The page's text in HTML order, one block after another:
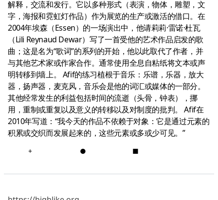
解释，交流和发行。它以多种形式（表演，物体，雕塑，文
字，海报和霓虹灯作品）作为展览的生产或激活的借口。在
2004年埃森（Essen）的一场演出中，他请莉莉·雷诺·杜瓦
（Lili Reynaud Dewar）写了一首受他的艺术作品启发的歌
曲；这是名为“歌词”的系列的开始，他以此取代了作者，并
与其他艺术家或作家合作。通常使用全息自粘纸将文本或声
明转移到墙上。 Afif的练习植根于音乐：乐谱，乐器，放大
器，扬声器，麦克风，音乐会是他的词汇或媒体的一部分。
其他经常发生的利益包括时间的流逝（头骨，钟表），挪
用，重制或重复以及意义的转移以及对制度的批判。 Afif在
2010年写道：“我今天的作品不依赖于对象：它是通过元素的
积累或交织而发展起来的，这些元素或多或少可见。”
+ ● ■